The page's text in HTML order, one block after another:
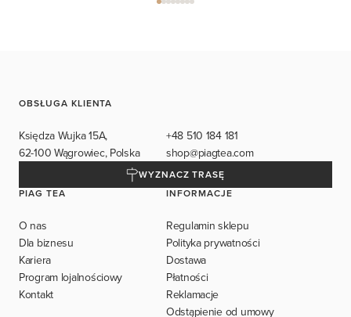
OBSŁUGA KLIENTA
Księdza Wujka 15A,
62-100 Wągrowiec, Polska
+48 510 184 181
shop@piagtea.com
WYZNACZ TRASĘ
PIAG TEA
O nas
Dla biznesu
Kariera
Program lojalnościowy
Kontakt
INFORMACJE
Regulamin sklepu
Polityka prywatności
Dostawa
Płatności
Reklamacje
Odstąpienie od umowy